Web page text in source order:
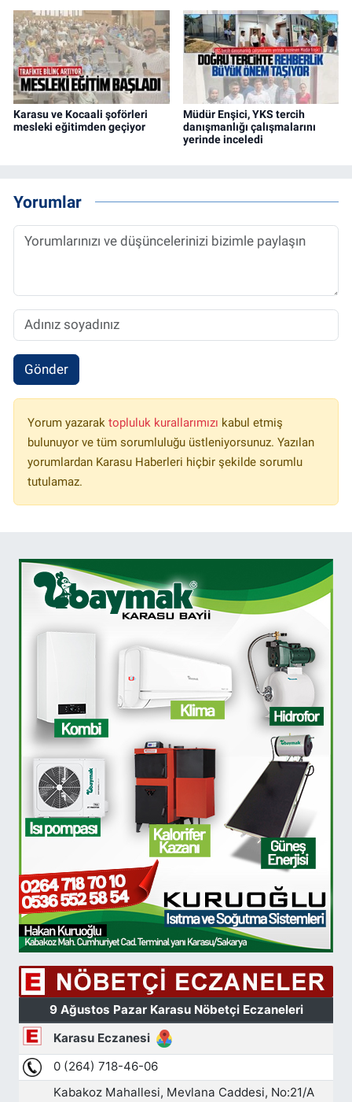
Karasu ve Kocaali şoförleri
mesleki eğitimden geçiyor
Müdür Enşici, YKS tercih
danışmanlığı çalışmalarını
yerinde inceledi
Yorumlar
Gönder
Yorum yazarak topluluk kurallarımızı kabul etmiş
bulunuyor ve tüm sorumluluğu üstleniyorsunuz. Yazılan
yorumlardan Karasu Haberleri hiçbir şekilde sorumlu
tutulamaz.